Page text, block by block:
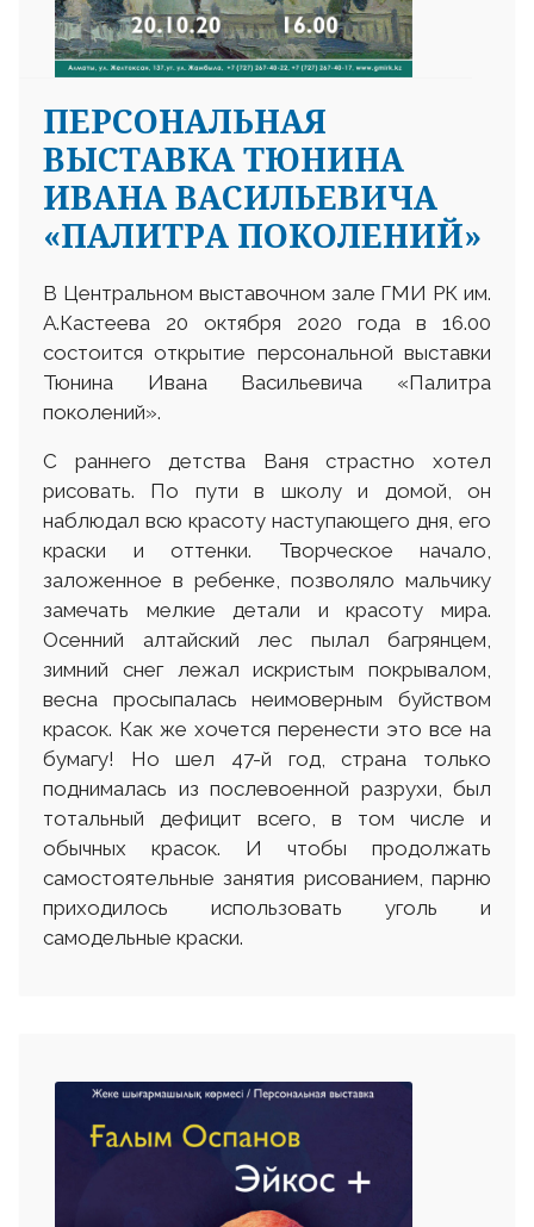
ПЕРСОНАЛЬНАЯ
ВЫСТАВКА ТЮНИНА
ИВАНА ВАСИЛЬЕВИЧА
«ПАЛИТРА ПОКОЛЕНИЙ»
В Центральном выставочном зале ГМИ РК им.
А.Кастеева 20 октября 2020 года в 16.00
состоится открытие персональной выставки
Тюнина Ивана Васильевича «Палитра
поколений».
С раннего детства Ваня страстно хотел
рисовать. По пути в школу и домой, он
наблюдал всю красоту наступающего дня, его
краски и оттенки. Творческое начало,
заложенное в ребенке, позволяло мальчику
замечать мелкие детали и красоту мира.
Осенний алтайский лес пылал багрянцем,
зимний снег лежал искристым покрывалом,
весна просыпалась неимоверным буйством
красок. Как же хочется перенести это все на
бумагу! Но шел 47-й год, страна только
поднималась из послевоенной разрухи, был
тотальный дефицит всего, в том числе и
обычных красок. И чтобы продолжать
самостоятельные занятия рисованием, парню
приходилось использовать уголь и
самодельные краски.